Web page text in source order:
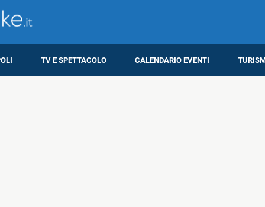
TV E SPETTACOLO CALENDARIO EVENTI